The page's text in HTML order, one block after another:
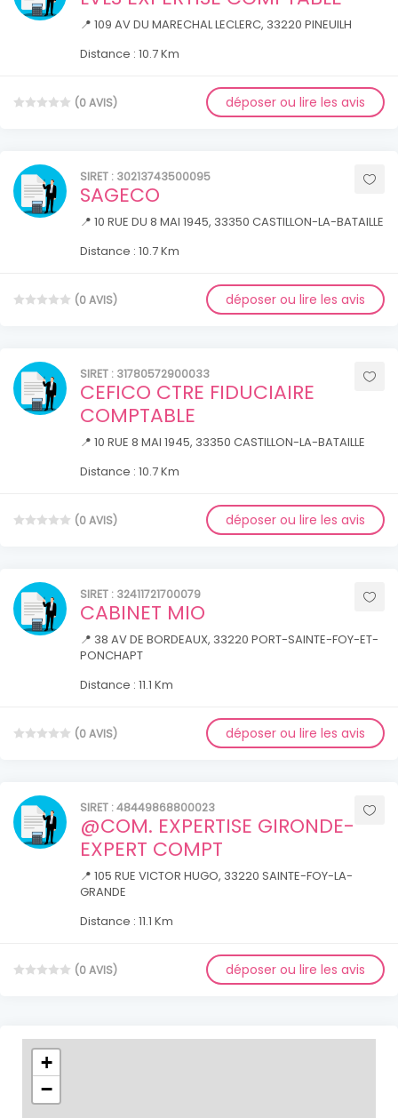
📍 109 AV DU MARECHAL LECLERC, 33220 PINEUILH
Distance : 10.7 Km
(0 AVIS) déposer ou lire les avis
SIRET : 30213743500095
SAGECO
📍 10 RUE DU 8 MAI 1945, 33350 CASTILLON-LA-BATAILLE
Distance : 10.7 Km
(0 AVIS) déposer ou lire les avis
SIRET : 31780572900033
CEFICO CTRE FIDUCIAIRE
COMPTABLE
📍 10 RUE 8 MAI 1945, 33350 CASTILLON-LA-BATAILLE
Distance : 10.7 Km
(0 AVIS) déposer ou lire les avis
SIRET : 32411721700079
CABINET MIO
📍 38 AV DE BORDEAUX, 33220 PORT-SAINTE-FOY-ET-
PONCHAPT
Distance : 11.1 Km
(0 AVIS) déposer ou lire les avis
SIRET : 48449868800023
@COM. EXPERTISE GIRONDE-
EXPERT COMPT
📍 105 RUE VICTOR HUGO, 33220 SAINTE-FOY-LA-
GRANDE
Distance : 11.1 Km
(0 AVIS) déposer ou lire les avis
+
−